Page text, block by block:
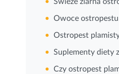
Świeże ziarna
Owoce
Ostropest
Suplementy diety
Czy ostropest